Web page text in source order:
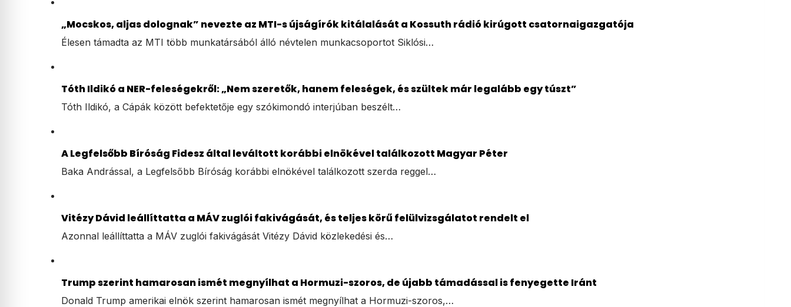
„Mocskos, aljas dolognak” nevezte az MTI-s újságírók kitálalását a Kossuth rádió kirúgott csatornaigazgatója
Élesen támadta az MTI több munkatársából álló névtelen munkacsoportot Siklósi…
Tóth Ildikó a NER-feleségekről: „Nem szeretők, hanem feleségek, és szültek már legalább egy túszt”
Tóth Ildikó, a Cápák között befektetője egy szókimondó interjúban beszélt…
A Legfelsőbb Bíróság Fidesz által leváltott korábbi elnökével találkozott Magyar Péter
Baka Andrással, a Legfelsőbb Bíróság korábbi elnökével találkozott szerda reggel…
Vitézy Dávid leállíttatta a MÁV zuglói fakivágását, és teljes körű felülvizsgálatot rendelt el
Azonnal leállíttatta a MÁV zuglói fakivágását Vitézy Dávid közlekedési és…
Trump szerint hamarosan ismét megnyílhat a Hormuzi-szoros, de újabb támadással is fenyegette Iránt
Donald Trump amerikai elnök szerint hamarosan ismét megnyílhat a Hormuzi-szoros,…